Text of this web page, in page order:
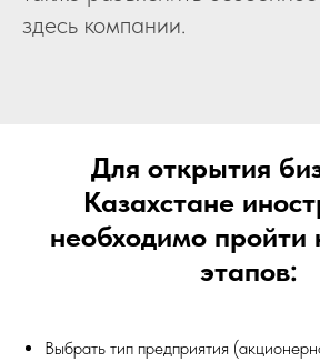
здесь компании.
Для открытия
Казахстане
необходимо пройти
этапов:
Выбрать тип предприятия